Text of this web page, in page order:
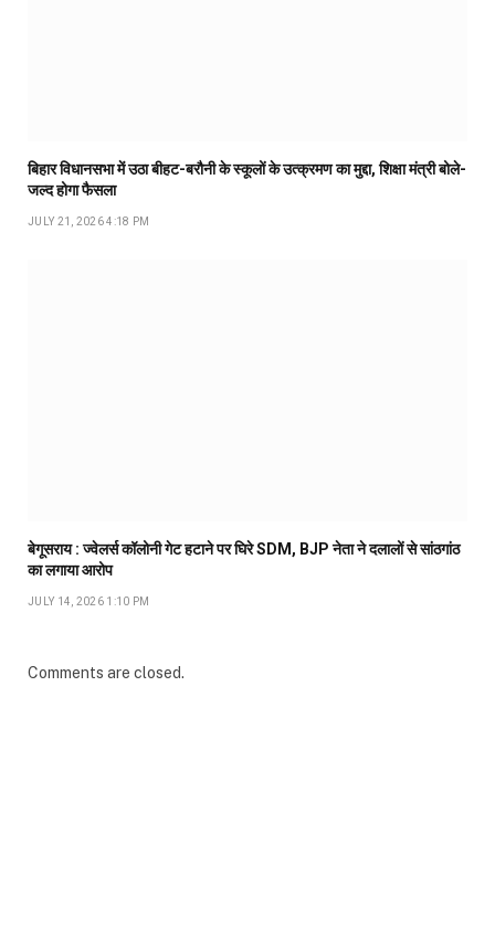
बिहार विधानसभा में उठा बीहट-बरौनी के स्कूलों के उत्क्रमण का मुद्दा, शिक्षा मंत्री बोले-
जल्द होगा फैसला
JULY 21, 2026 4:18 PM
बेगूसराय : ज्वेलर्स कॉलोनी गेट हटाने पर घिरे SDM, BJP नेता ने दलालों से सांठगांठ
का लगाया आरोप
JULY 14, 2026 1:10 PM
Comments are closed.